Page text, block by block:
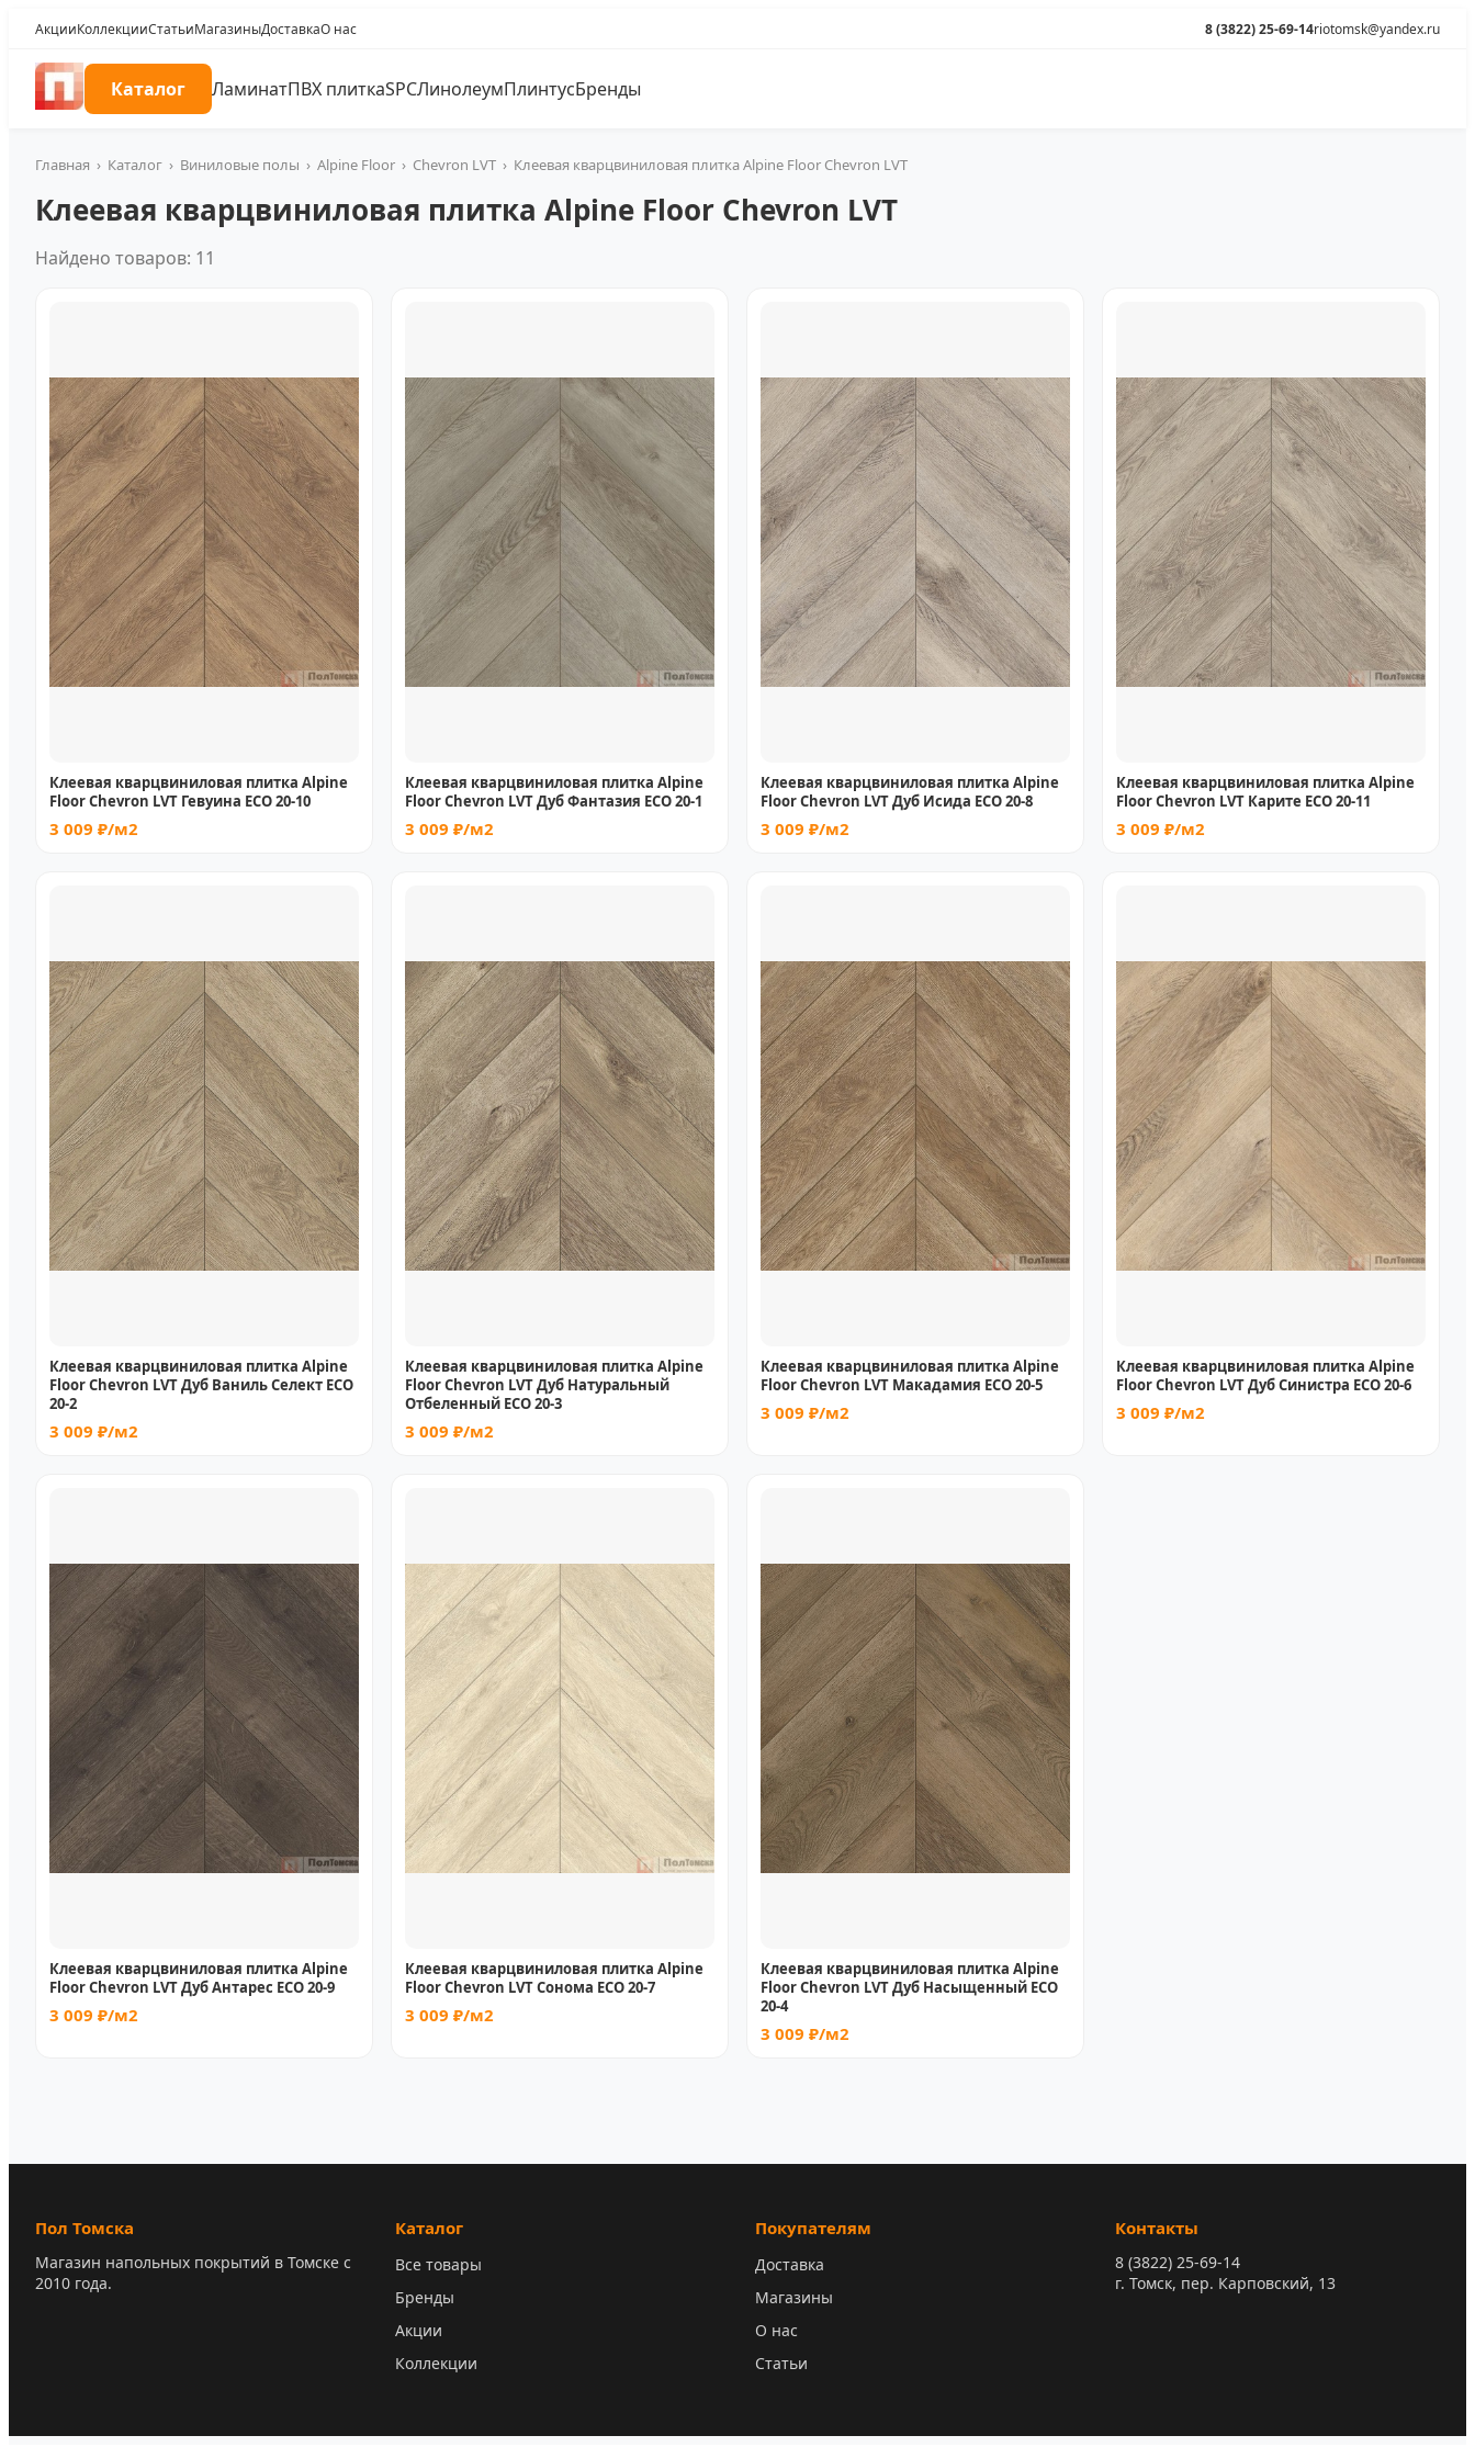
АкцииКоллекцииСтатьиМагазиныДоставкаО нас 8 (3822) 25-69-14riotomsk@yandex.ru
Каталог ЛаминатПВХ плиткаSPCЛинолеумПлинтусБренды
Главная › Каталог › Виниловые полы › Alpine Floor › Chevron LVT › Клеевая кварцвиниловая плитка Alpine Floor Chevron LVT
Клеевая кварцвиниловая плитка Alpine Floor Chevron LVT
Найдено товаров: 11
Клеевая кварцвиниловая плитка Alpine
Floor Chevron LVT Гевуина ECO 20-10
3 009 ₽/м2
Клеевая кварцвиниловая плитка Alpine
Floor Chevron LVT Дуб Фантазия ECO 20-1
3 009 ₽/м2
Клеевая кварцвиниловая плитка Alpine
Floor Chevron LVT Дуб Исида ECO 20-8
3 009 ₽/м2
Клеевая кварцвиниловая плитка Alpine
Floor Chevron LVT Карите ECO 20-11
3 009 ₽/м2
Клеевая кварцвиниловая плитка Alpine
Floor Chevron LVT Дуб Ваниль Селект ECO
20-2
3 009 ₽/м2
Клеевая кварцвиниловая плитка Alpine
Floor Chevron LVT Дуб Натуральный
Отбеленный ECO 20-3
3 009 ₽/м2
Клеевая кварцвиниловая плитка Alpine
Floor Chevron LVT Макадамия ECO 20-5
3 009 ₽/м2
Клеевая кварцвиниловая плитка Alpine
Floor Chevron LVT Дуб Синистра ECO 20-6
3 009 ₽/м2
Клеевая кварцвиниловая плитка Alpine
Floor Chevron LVT Дуб Антарес ECO 20-9
3 009 ₽/м2
Клеевая кварцвиниловая плитка Alpine
Floor Chevron LVT Сонома ECO 20-7
3 009 ₽/м2
Клеевая кварцвиниловая плитка Alpine
Floor Chevron LVT Дуб Насыщенный ECO
20-4
3 009 ₽/м2
Пол Томска
Магазин напольных покрытий в Томске с
2010 года.
Каталог
Все товары
Бренды
Акции
Коллекции
Покупателям
Доставка
Магазины
О нас
Статьи
Контакты
8 (3822) 25-69-14
г. Томск, пер. Карповский, 13